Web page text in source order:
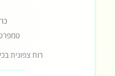
רוחצפונית